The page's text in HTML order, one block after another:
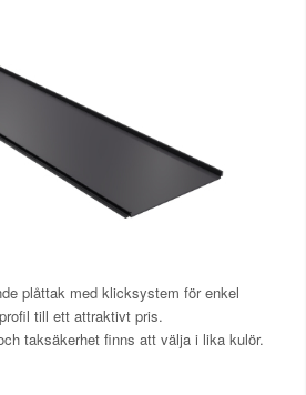
plåttak med klicksystem för enkel
till ett attraktivt pris.
taksäkerhet finns att välja i lika kulör.